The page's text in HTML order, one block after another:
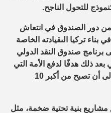
للتحول الناجح.
من دور الصندوق في انتعاش
في بناء تركيا الىقيادته الخاصة
برنامج صندوق النقد الدولي
بعد ذلك هدفًا لدفع الأمة التي
أن تصبح من
أكبر 10
بنية تحتية ضخمة، مثل